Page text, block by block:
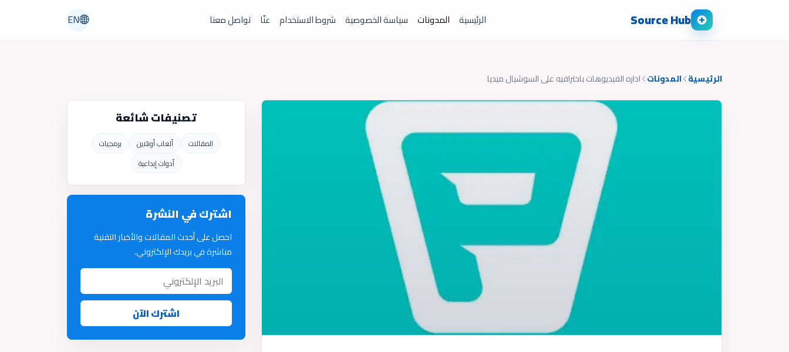
Source Hub الرئيسية المدونات سياسة الخصوصية شروط الاستخدام عنّا تواصل معنا EN
الرئيسية المدونات اداره الفيديوهات باحترافيه على السوشيال ميديا
تصنيفات شائعة
المقالات ألعاب أونلاين
برمجيات
أدوات إبداعية
اشترك في النشرة
احصل على أحدث المقالات والأخبار التقنية
مباشرة في بريدك الإلكتروني.
اشترك الآن